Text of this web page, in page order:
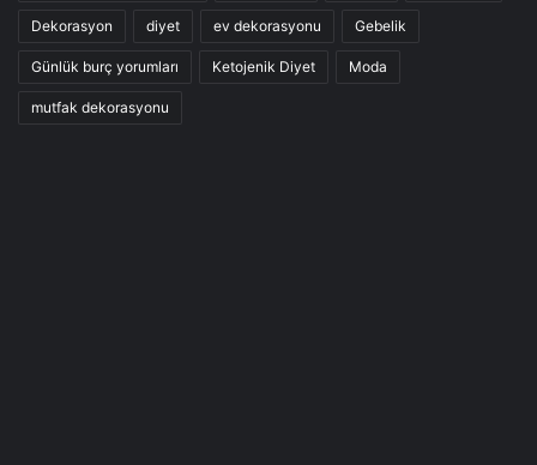
Dekorasyon diyet ev dekorasyonu Gebelik
Günlük burç yorumları Ketojenik Diyet Moda
mutfak dekorasyonu